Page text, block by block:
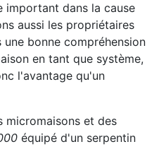
important dans la cause
aussi les propriétaires
bonne compréhension
en tant que système,
l'avantage qu'un
micromaisons et des
équipé d'un serpentin